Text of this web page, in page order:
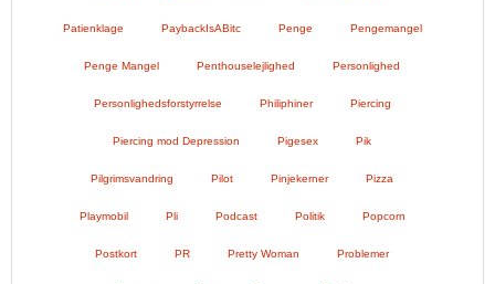
Patienklage PaybackIsABitc Penge Pengemangel
Penge Mangel Penthouselejlighed Personlighed
Personlighedsforstyrrelse Philiphiner Piercing
Piercing mod Depression Pigesex Pik
Pilgrimsvandring Pilot Pinjekerner Pizza
Playmobil Pli Podcast Politik Popcorn
Postkort PR Pretty Woman Problemer